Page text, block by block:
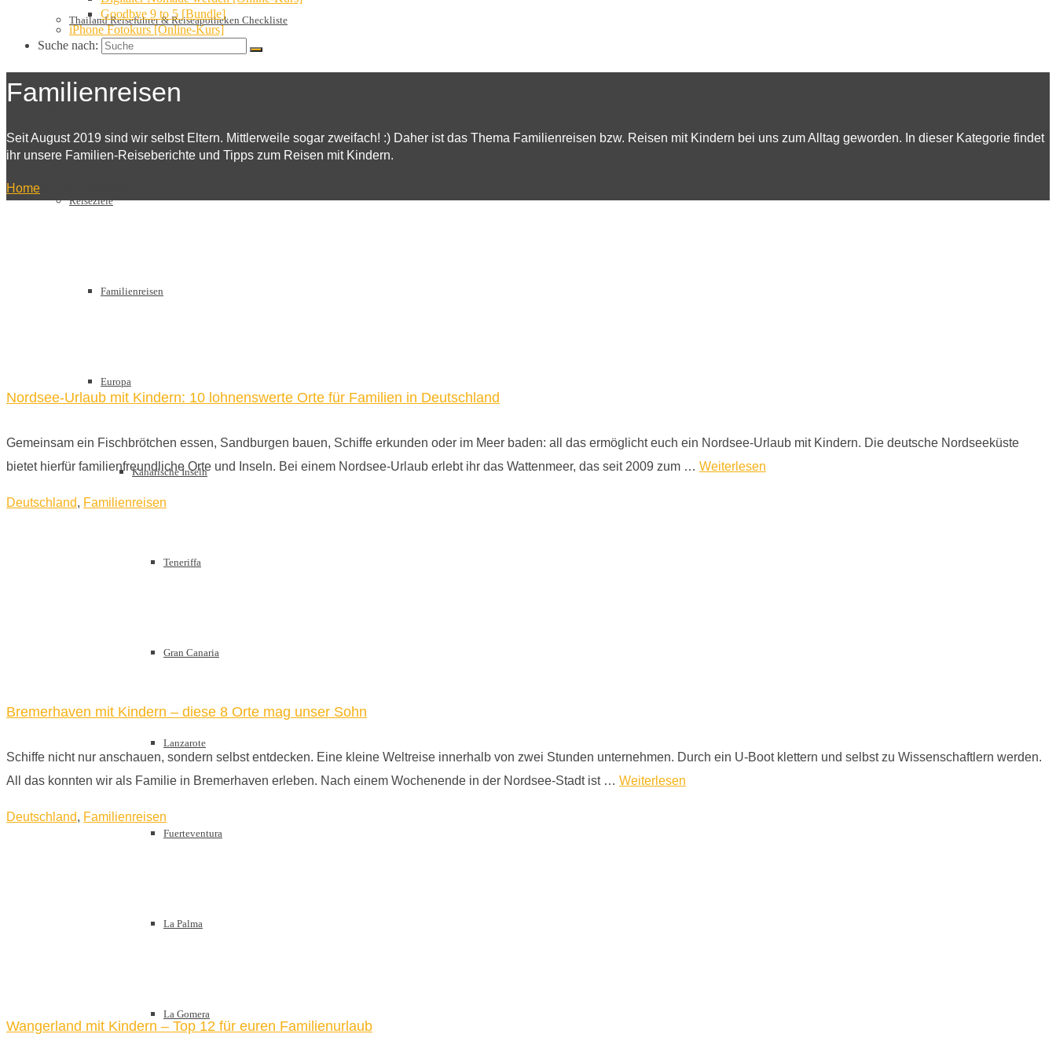
Thailand Reiseführer & Reiseapotheken Checkliste
Reiseziele
Familienreisen
Europa
Kanarische Inseln
Teneriffa
Gran Canaria
Lanzarote
Fuerteventura
La Palma
La Gomera
Goodbye 9 to 5 [Bundle]
iPhone Fotokurs [Online-Kurs]
Suche nach:
Familienreisen
Seit August 2019 sind wir selbst Eltern. Mittlerweile sogar zweifach! :) Daher ist das Thema Familienreisen bzw. Reisen mit Kindern bei uns zum Alltag geworden. In dieser Kategorie findet
ihr unsere Familien-Reiseberichte und Tipps zum Reisen mit Kindern.
Home
Nordsee-Urlaub mit Kindern: 10 lohnenswerte Orte für Familien in Deutschland
Gemeinsam ein Fischbrötchen essen, Sandburgen bauen, Schiffe erkunden oder im Meer baden: all das ermöglicht euch ein Nordsee-Urlaub mit Kindern. Die deutsche Nordseeküste
bietet hierfür familienfreundliche Orte und Inseln. Bei einem Nordsee-Urlaub erlebt ihr das Wattenmeer, das seit 2009 zum … Weiterlesen
Deutschland, Familienreisen
Bremerhaven mit Kindern – diese 8 Orte mag unser Sohn
Schiffe nicht nur anschauen, sondern selbst entdecken. Eine kleine Weltreise innerhalb von zwei Stunden unternehmen. Durch ein U-Boot klettern und selbst zu Wissenschaftlern werden.
All das konnten wir als Familie in Bremerhaven erleben. Nach einem Wochenende in der Nordsee-Stadt ist … Weiterlesen
Deutschland, Familienreisen
Wangerland mit Kindern – Top 12 für euren Familienurlaub